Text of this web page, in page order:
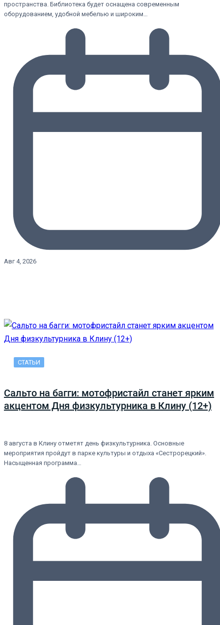
пространства. Библиотека будет оснащена современным
оборудованием, удобной мебелью и широким…
Авг 4, 2026
СТАТЬИ
Сальто на багги: мотофристайл станет ярким
акцентом Дня физкультурника в Клину (12+)
8 августа в Клину отметят день физкультурника. Основные
мероприятия пройдут в парке культуры и отдыха «Сестрорецкий».
Насыщенная программа…